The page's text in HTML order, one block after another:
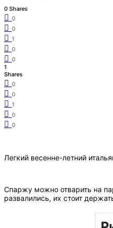
0 Shares
0
0
1
0
0
1
Shares
0
0
1
0
0
Легкий весенне-летний
Спаржу можно отварить на
развалились, их стоит